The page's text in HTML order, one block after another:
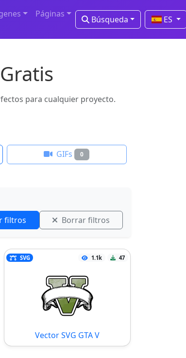
Páginas
Búsqueda ES
para cualquier proyecto.
GIFs 0
filtros
Borrar filtros
SVG 1.1k 47
Vector SVG GTA V